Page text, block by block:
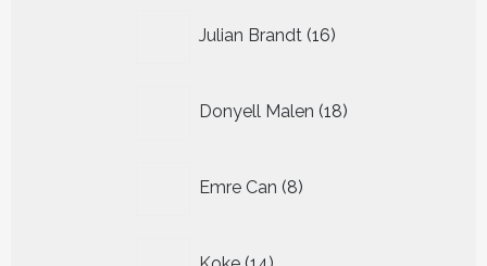
Julian Brandt 16
producten
Donyell Malen 18
producten
Emre Can 8
producten